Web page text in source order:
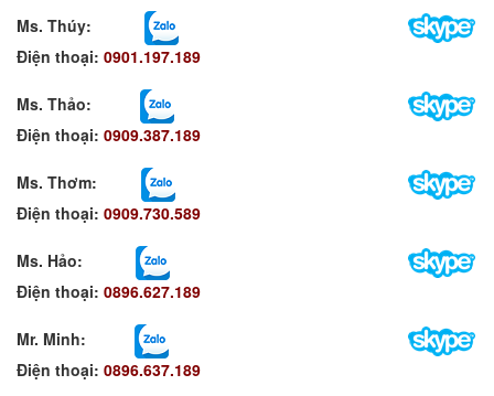
Ms. Thúy:
Điện thoại: 0901.197.189
Ms. Thảo:
Điện thoại: 0909.387.189
Ms. Thơm:
Điện thoại: 0909.730.589
Ms. Hảo:
Điện thoại: 0896.627.189
Mr. Minh:
Điện thoại: 0896.637.189